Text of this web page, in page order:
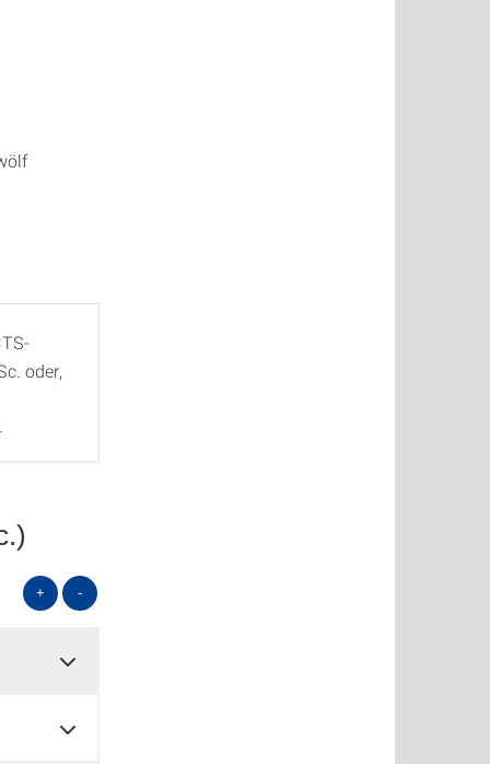
oder,
+ -